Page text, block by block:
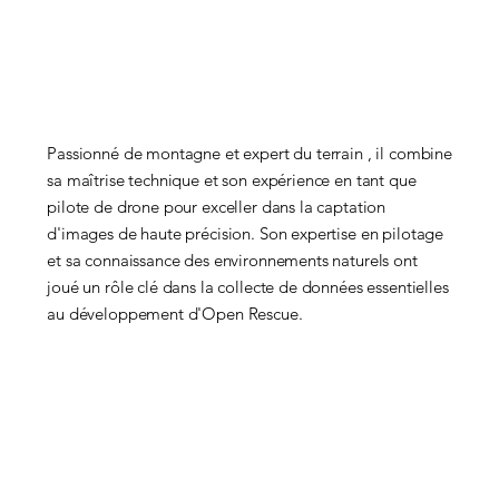
Passionné de montagne et expert du terrain , il combine
sa maîtrise technique et son expérience en tant que
pilote de drone pour exceller dans la captation
d'images de haute précision. Son expertise en pilotage
et sa connaissance des environnements naturels ont
joué un rôle clé dans la collecte de données essentielles
au développement d'Open Rescue.